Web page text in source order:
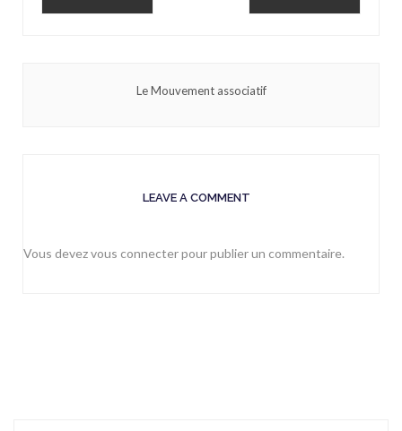
Le Mouvement associatif
LEAVE A COMMENT
Vous devezvous connecterpour publier un commentaire.